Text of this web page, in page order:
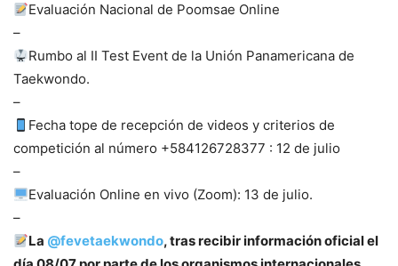
Evaluación Nacional de Poomsae Online
–
Rumbo al II Test Event de la Unión Panamericana de
Taekwondo.
–
Fecha tope de recepción de videos y criterios de
competición al número +584126728377 : 12 de julio
–
Evaluación Online en vivo (Zoom): 13 de julio.
–
La @fevetaekwondo, tras recibir información oficial el